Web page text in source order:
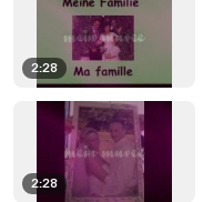
2:28
2:28